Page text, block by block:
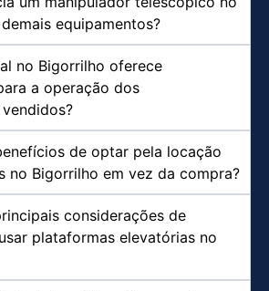
equipamentos?
no Bigorrilho oferece
a operação dos
de optar pela locação
no Bigorrilho em vez da compra?
considerações de
plataformas elevatórias no